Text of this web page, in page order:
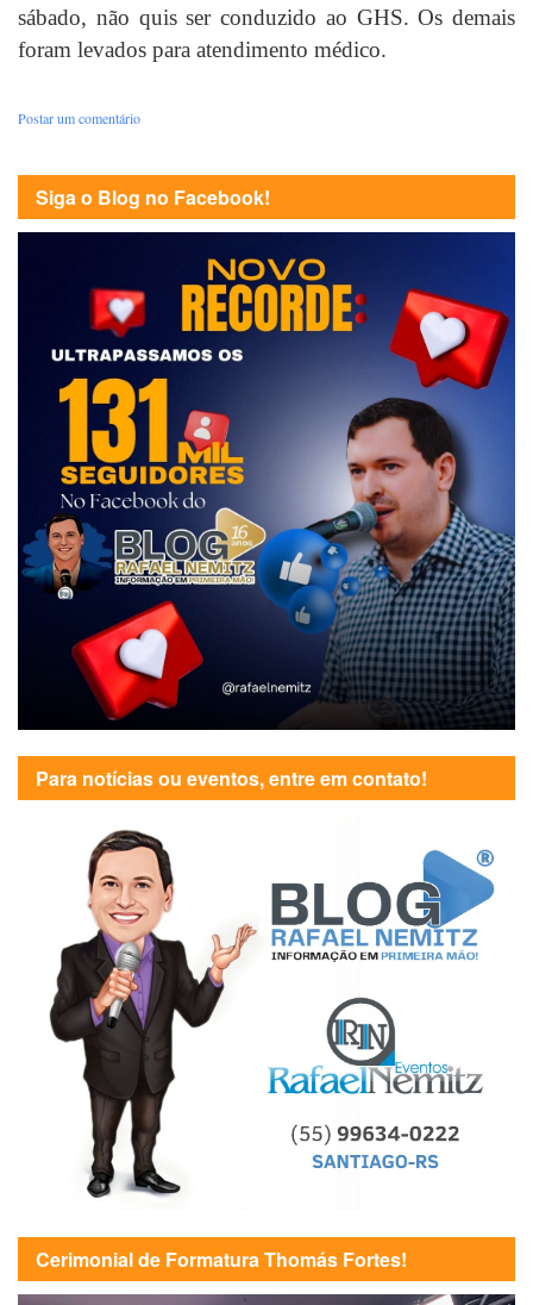
sábado, não quis ser conduzido ao GHS. Os demais
foram levados para atendimento médico.
Postar um comentário
Siga o Blog no Facebook!
Para notícias ou eventos, entre em contato!
Cerimonial de Formatura Thomás Fortes!